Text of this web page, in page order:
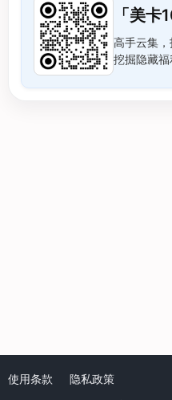
「美
高手云集
挖掘隐藏福
使用条款 隐私政策